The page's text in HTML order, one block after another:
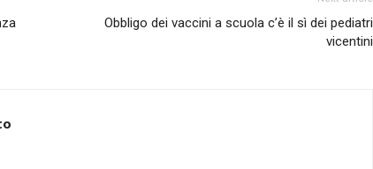
Obbligo dei vaccini a scuola c’è il sì dei pediatri
vicentini